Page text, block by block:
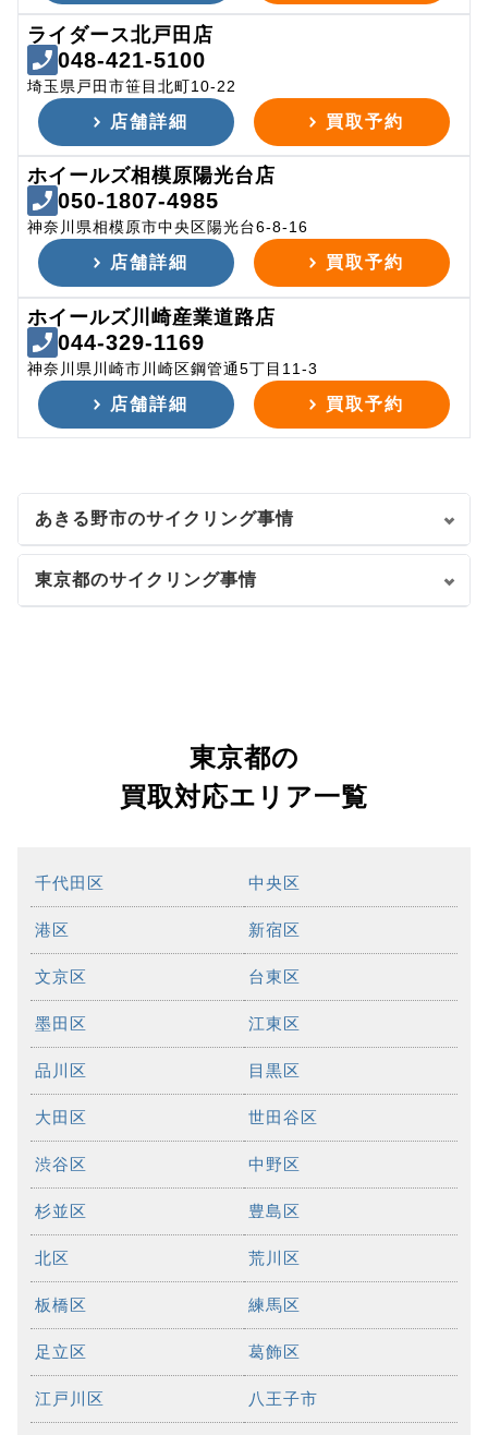
ライダース北戸田店
048-421-5100
埼玉県戸田市笹目北町10-22
店舗詳細 買取予約
ホイールズ相模原陽光台店
050-1807-4985
神奈川県相模原市中央区陽光台6-8-16
店舗詳細 買取予約
ホイールズ川崎産業道路店
044-329-1169
神奈川県川崎市川崎区鋼管通5丁目11-3
店舗詳細 買取予約
あきる野市のサイクリング事情
東京都のサイクリング事情
東京都の
買取対応エリア一覧
千代田区 中央区
港区 新宿区
文京区 台東区
墨田区 江東区
品川区 目黒区
大田区 世田谷区
渋谷区 中野区
杉並区 豊島区
北区 荒川区
板橋区 練馬区
足立区 葛飾区
江戸川区 八王子市